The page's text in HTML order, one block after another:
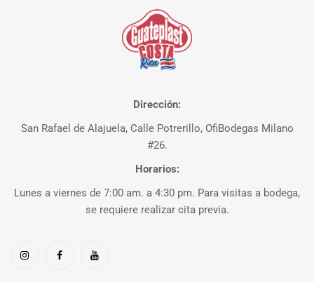
Dirección:
San Rafael de Alajuela, Calle Potrerillo, OfiBodegas Milano
#26.
Horarios:
Lunes a viernes de 7:00 am. a 4:30 pm. Para visitas a bodega,
se requiere realizar cita previa.